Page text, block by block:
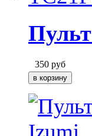
350 руб